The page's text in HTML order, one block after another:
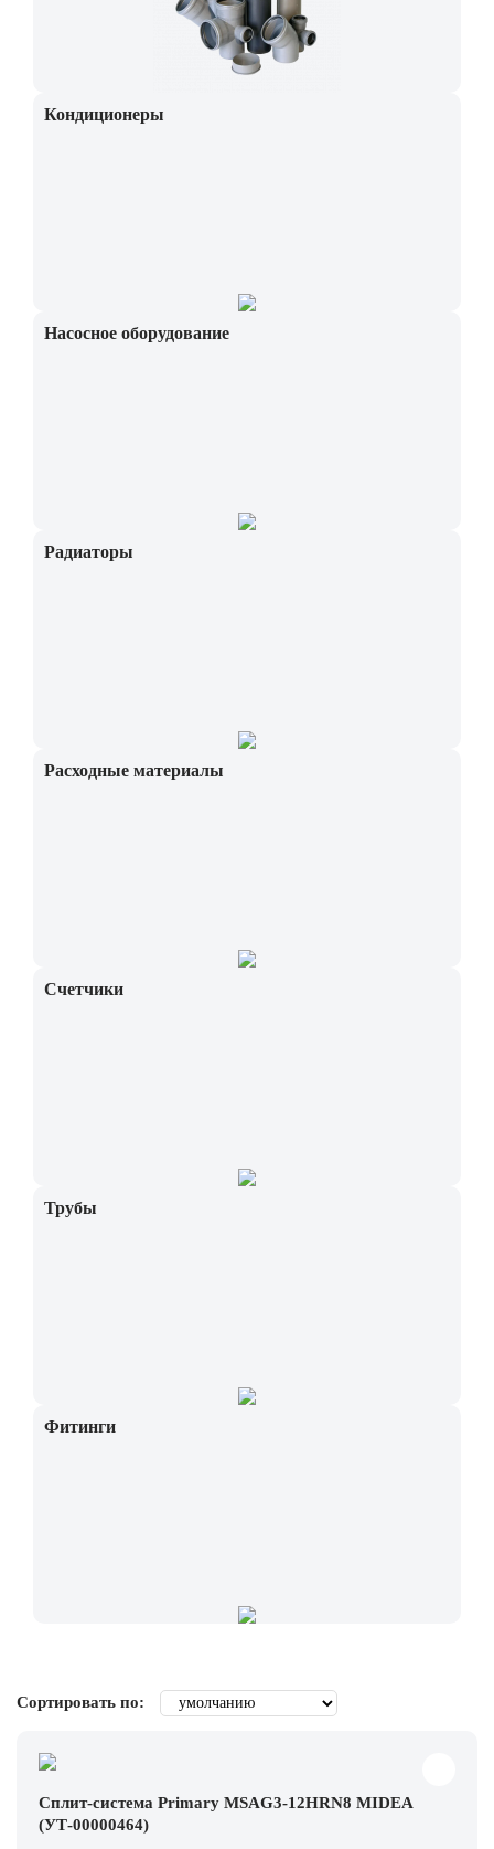
Кондиционеры
Насосное оборудование
Радиаторы
Расходные материалы
Счетчики
Трубы
Фитинги
Сортировать по:
Сплит-система Primary MSAG3-12HRN8 MIDEA
(УТ-00000464)